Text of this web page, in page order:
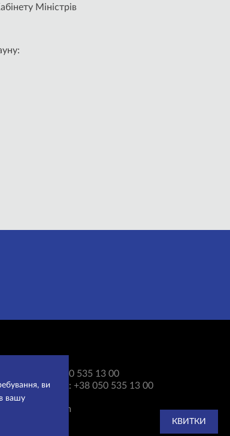
Міністрів
+38 050 535 13 00
Для довідок: +38 050 535 13 00
ifteatr@ua.fm
КВИТКИ
ви
вашу